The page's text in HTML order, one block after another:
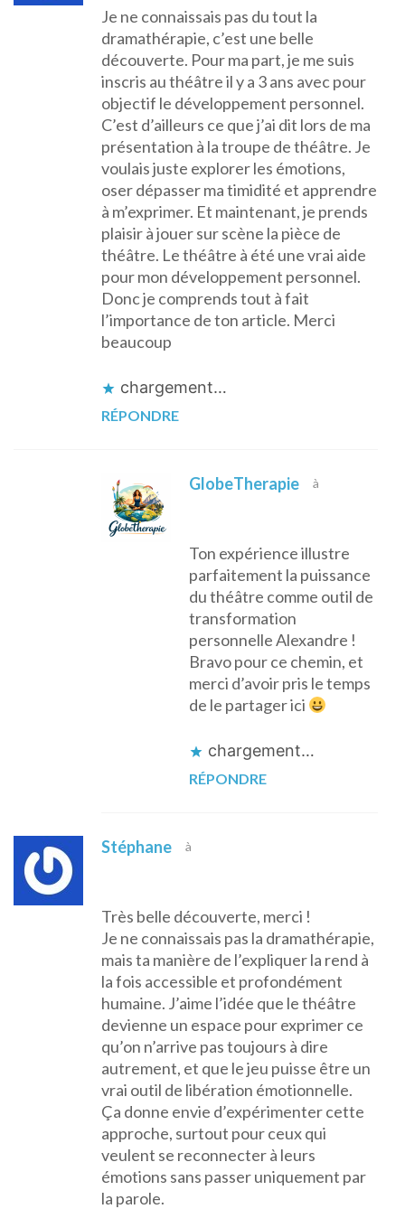
Je ne connaissais pas du tout la
dramathérapie, c’est une belle
découverte. Pour ma part, je me suis
inscris au théâtre il y a 3 ans avec pour
objectif le développement personnel.
C’est d’ailleurs ce que j’ai dit lors de ma
présentation à la troupe de théâtre. Je
voulais juste explorer les émotions,
oser dépasser ma timidité et apprendre
à m’exprimer. Et maintenant, je prends
plaisir à jouer sur scène la pièce de
théâtre. Le théâtre à été une vrai aide
pour mon développement personnel.
Donc je comprends tout à fait
l’importance de ton article. Merci
beaucoup
chargement…
RÉPONDRE
GlobeTherapie à
Ton expérience illustre
parfaitement la puissance
du théâtre comme outil de
transformation
personnelle Alexandre !
Bravo pour ce chemin, et
merci d’avoir pris le temps
de le partager ici
chargement…
RÉPONDRE
Stéphane à
Très belle découverte, merci !
Je ne connaissais pas la dramathérapie,
mais ta manière de l’expliquer la rend à
la fois accessible et profondément
humaine. J’aime l’idée que le théâtre
devienne un espace pour exprimer ce
qu’on n’arrive pas toujours à dire
autrement, et que le jeu puisse être un
vrai outil de libération émotionnelle.
Ça donne envie d’expérimenter cette
approche, surtout pour ceux qui
veulent se reconnecter à leurs
émotions sans passer uniquement par
la parole.